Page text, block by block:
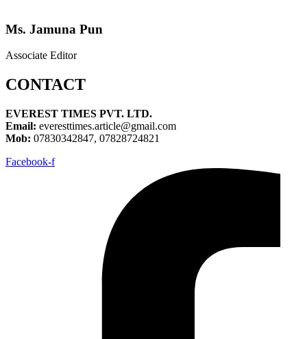
Ms. Jamuna Pun
Associate Editor
CONTACT
EVEREST TIMES PVT. LTD.
Email: everesttimes.article@gmail.com
Mob: 07830342847, 07828724821
Facebook-f